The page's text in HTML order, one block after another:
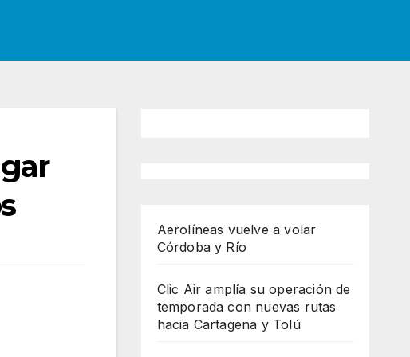
Aerolíneas vuelve a volar
Córdoba y Río
Clic Air amplía su operación de
temporada con nuevas rutas
hacia Cartagena y Tolú